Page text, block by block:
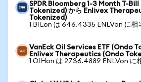
SPDR Bloomberg 1-3 Month T-Bill
Tokenized) から Enlivex
Tokenized)
1 BILon は 646.4335 ENLVon に相
VanEck Oil Services ETF (Ondo
Enlivex Therapeutics (Ondo
1 OIHon は 2736.4889 ENLVon に